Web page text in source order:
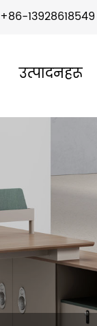
+86-13928618549
उत्पादनहरू